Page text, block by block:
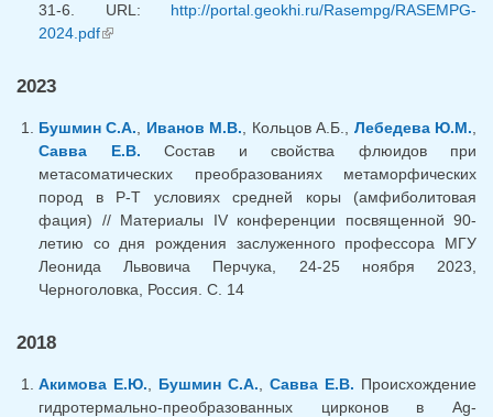
31-6. URL: http://portal.geokhi.ru/Rasempg/RASEMPG-
2024.pdf(link is external)
2023
Бушмин С.А. Иванов М.В. , Кольцов А.Б., Лебедева Ю.М.
Савва Е.В. Состав и свойства флюидов при
метасоматических преобразованиях метаморфических
пород в Р-Т условиях средней коры (амфиболитовая
фация) // Материалы IV конференции посвященной 90-
летию со дня рождения заслуженного профессора МГУ
Леонида Львовича Перчука, 24-25 ноября 2023,
Черноголовка, Россия. С. 14
2018
Акимова Е.Ю. Бушмин С.А. Савва Е.В. Происхождение
гидротермально-преобразованных цирконов в Ag-